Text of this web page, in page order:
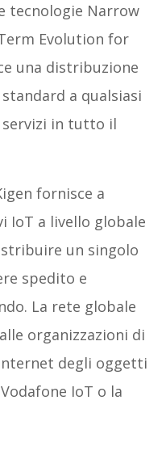
tecnologie Narrow
Evolution for
una distribuzione
a qualsiasi
in tutto il
fornisce a
IoT a livello globale
un singolo
spedito e
La rete globale
organizzazioni di
degli oggetti
IoT o la